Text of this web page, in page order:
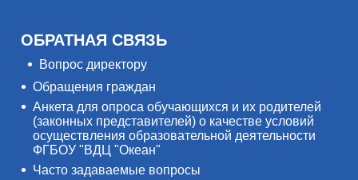
ОБРАТНАЯ СВЯЗЬ
Вопрос директору
Обращения граждан
Анкета для опроса обучающихся и их родителей
(законных представителей) о качестве условий
осуществления образовательной деятельности
ФГБОУ "ВДЦ "Океан"
Часто задаваемые вопросы